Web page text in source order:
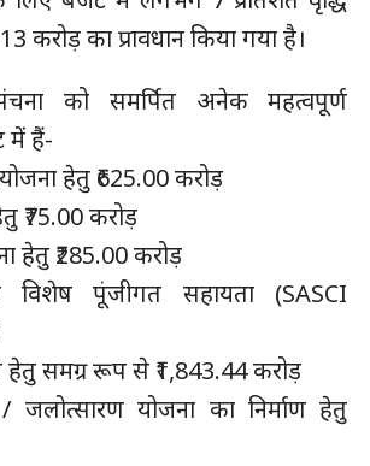
करोड़ का प्रावधान किया गया है।
को समर्पित अनेक महत्वपूर्ण
में हैं-
हेतु ₹625.00 करोड़
₹75.00 करोड़
हेतु ₹285.00 करोड़
विशेष पूंजीगत सहायता (SASCI
समग्र रूप से ₹1,843.44 करोड़
योजना का निर्माण हेतु